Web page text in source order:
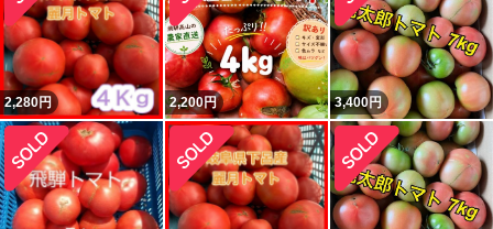
2,280円 2,200円 3,400円